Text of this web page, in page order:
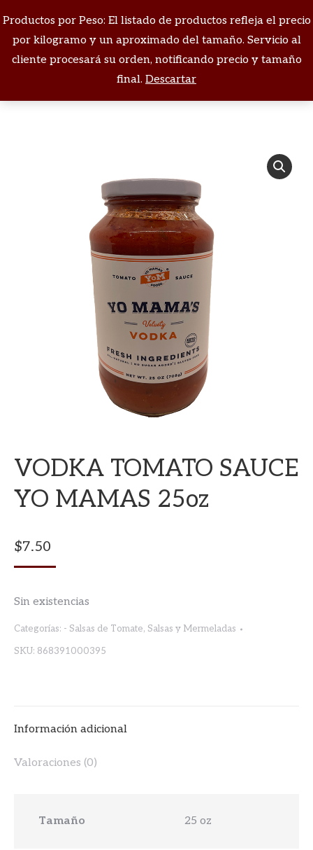
Productos por Peso: El listado de productos refleja el precio
por kilogramo y un aproximado del tamaño. Servicio al
cliente procesará su orden, notificando precio y tamaño
final. Descartar
Buscar:
Estás aquí:
VODKA TOMATO SAUCE
YO MAMAS 25oz
$7.50
Sin existencias
Categorías: - Salsas de Tomate, Salsas y Mermeladas
SKU: 868391000395
Información adicional
Valoraciones (0)
Tamaño 25 oz